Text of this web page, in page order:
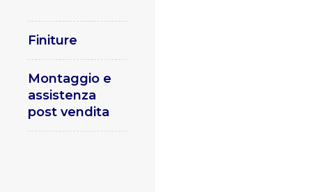
Finiture
Montaggio e
assistenza
post vendita